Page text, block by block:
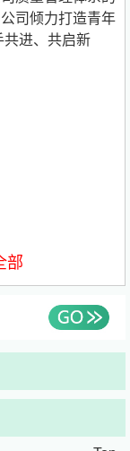
司倾力打造青年
共进、共启新
解答疑问；
部